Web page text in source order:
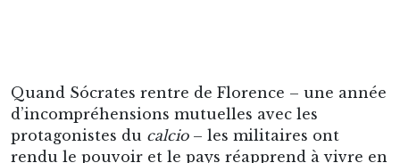
enfance, et il fait ses adieux à Ribeirão Preto, là
où tout a commencé.
Comment traduire avec des mots tout ce que fut